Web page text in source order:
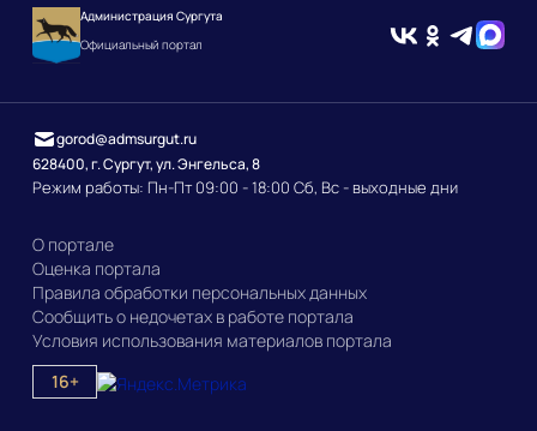
Администрация Сургута
Официальный портал
628400, г. Сургут, ул. Энгельса, 8
Режим работы: Пн-Пт 09:00 - 18:00 Сб, Вс - выходные дни
gorod@admsurgut.ru
О портале
Оценка портала
Правила обработки персональных данных
Сообщить о недочетах в работе портала
Условия использования материалов портала
16+